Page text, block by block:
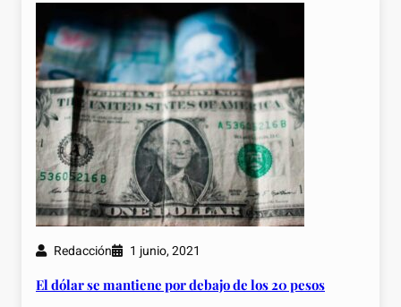
Redacción 1 junio, 2021
El dólar se mantiene por debajo de los 20 pesos